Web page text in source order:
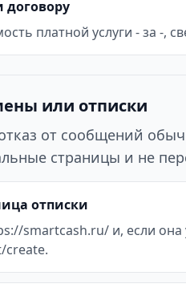
договору
платной услуги - за -
или отписки
от сообщений
страницы и не
отписки
smartcash.ru/ и, если она
create.